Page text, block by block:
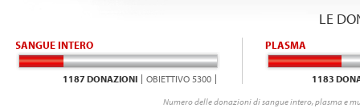
LE
SANGUE INTERO
1187 DONAZIONI OBIETTIVO 5300
PLASMA
1183
Numero delle donazioni di sangue intero, plasma e